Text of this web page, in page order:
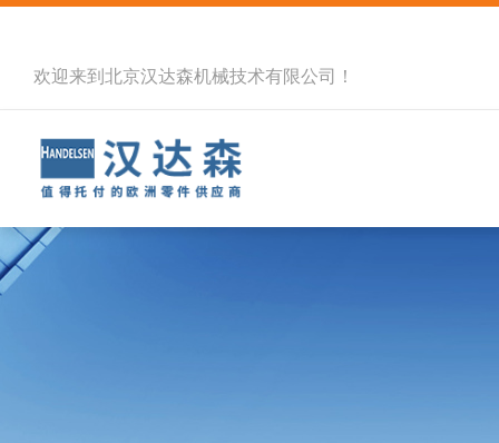
欢迎来到北京汉达森机械技术有限公司！